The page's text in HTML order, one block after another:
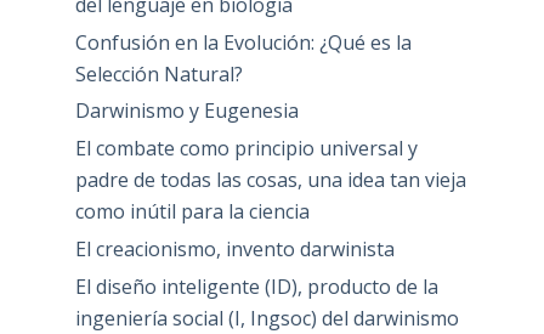
Confusión en la Evolución: ¿Qué es la
Selección Natural?
Darwinismo y Eugenesia
El combate como principio universal y
padre de todas las cosas, una idea tan vieja
como inútil para la ciencia
El creacionismo, invento darwinista
El diseño inteligente (ID), producto de la
ingeniería social (I, Ingsoc) del darwinismo